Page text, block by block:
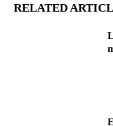
RELATED